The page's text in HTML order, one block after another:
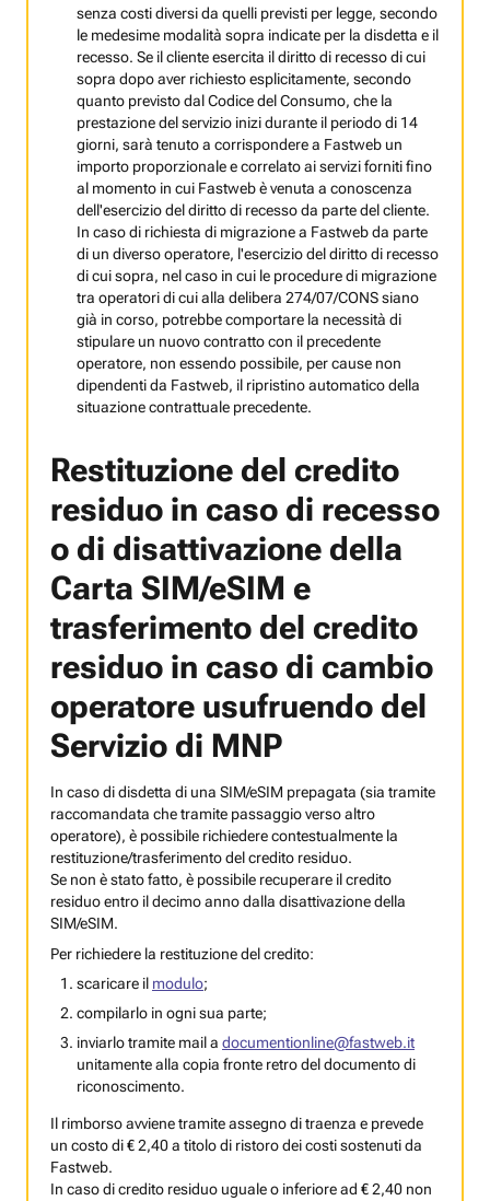
senza costi diversi da quelli previsti per legge, secondo
le medesime modalità sopra indicate per la disdetta e il
recesso. Se il cliente esercita il diritto di recesso di cui
sopra dopo aver richiesto esplicitamente, secondo
quanto previsto dal Codice del Consumo, che la
prestazione del servizio inizi durante il periodo di 14
giorni, sarà tenuto a corrispondere a Fastweb un
importo proporzionale e correlato ai servizi forniti fino
al momento in cui Fastweb è venuta a conoscenza
dell'esercizio del diritto di recesso da parte del cliente.
In caso di richiesta di migrazione a Fastweb da parte
di un diverso operatore, l'esercizio del diritto di recesso
di cui sopra, nel caso in cui le procedure di migrazione
tra operatori di cui alla delibera 274/07/CONS siano
già in corso, potrebbe comportare la necessità di
stipulare un nuovo contratto con il precedente
operatore, non essendo possibile, per cause non
dipendenti da Fastweb, il ripristino automatico della
situazione contrattuale precedente.
Restituzione del credito
residuo in caso di recesso
o di disattivazione della
Carta SIM/eSIM e
trasferimento del credito
residuo in caso di cambio
operatore usufruendo del
Servizio di MNP
In caso di disdetta di una SIM/eSIM prepagata (sia tramite
raccomandata che tramite passaggio verso altro
operatore), è possibile richiedere contestualmente la
restituzione/trasferimento del credito residuo.
Se non è stato fatto, è possibile recuperare il credito
residuo entro il decimo anno dalla disattivazione della
SIM/eSIM.
Per richiedere la restituzione del credito:
scaricare il modulo;
compilarlo in ogni sua parte;
inviarlo tramite mail a documentionline@fastweb.it
unitamente alla copia fronte retro del documento di
riconoscimento.
Il rimborso avviene tramite assegno di traenza e prevede
un costo di € 2,40 a titolo di ristoro dei costi sostenuti da
Fastweb.
In caso di credito residuo uguale o inferiore ad € 2,40 non